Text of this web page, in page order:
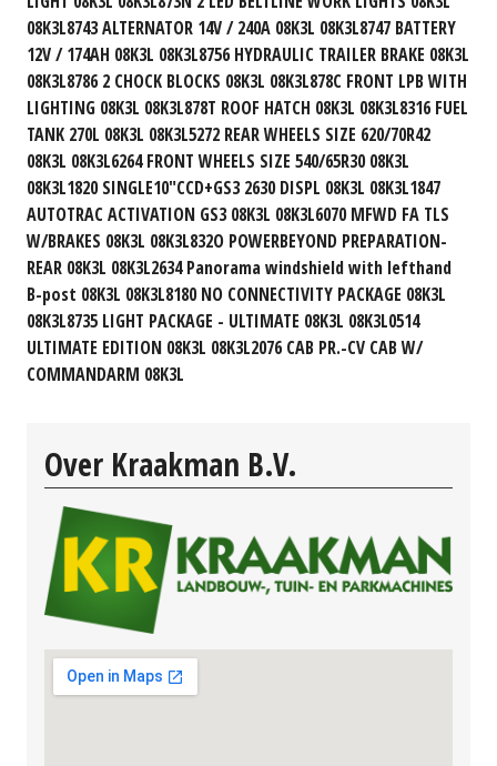
08K3L8743 ALTERNATOR 14V / 240A 08K3L 08K3L8747 BATTERY
12V / 174AH 08K3L 08K3L8756 HYDRAULIC TRAILER BRAKE 08K3L
08K3L8786 2 CHOCK BLOCKS 08K3L 08K3L878C FRONT LPB WITH
LIGHTING 08K3L 08K3L878T ROOF HATCH 08K3L 08K3L8316 FUEL
TANK 270L 08K3L 08K3L5272 REAR WHEELS SIZE 620/70R42
08K3L 08K3L6264 FRONT WHEELS SIZE 540/65R30 08K3L
08K3L1820 SINGLE10"CCD+GS3 2630 DISPL 08K3L 08K3L1847
AUTOTRAC ACTIVATION GS3 08K3L 08K3L6070 MFWD FA TLS
W/BRAKES 08K3L 08K3L832O POWERBEYOND PREPARATION-
REAR 08K3L 08K3L2634 Panorama windshield with lefthand
B-post 08K3L 08K3L8180 NO CONNECTIVITY PACKAGE 08K3L
08K3L8735 LIGHT PACKAGE - ULTIMATE 08K3L 08K3L0514
ULTIMATE EDITION 08K3L 08K3L2076 CAB PR.-CV CAB W/
COMMANDARM 08K3L
Over Kraakman B.V.